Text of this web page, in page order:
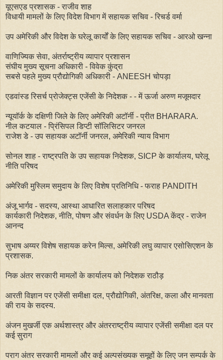
यूएसएड प्रशासक - राजीव शाह
विधायी मामलों के लिए विदेश विभाग में सहायक सचिव - रिचर्ड वर्मा
उप अमेरिकी और विदेश के घरेलू कार्यों के लिए सहायक सचिव - आरओ खन्ना
वाणिज्यिक सेवा, अंतर्राष्ट्रीय व्यापार प्रशासन
संघीय मुख्य सूचना अधिकारी - विवेक कुंद्रा
सबसे पहले मुख्य प्रौद्योगिकी अधिकारी - ANEESH चोपड़ा
एडवांस्ड रिसर्च प्रोजेक्ट्स एजेंसी के निदेशक - - में ऊर्जा अरुण मजूमदार
न्यूयॉर्क के दक्षिणी जिले के लिए अमेरिकी अटॉर्नी - प्रीत BHARARA.
नील कटयाल - प्रिंसिपल डिप्टी सॉलिसिटर जनरल
राजेश डे - उप सहायक अटॉर्नी जनरल, अमेरिकी न्याय विभाग
सोनल शाह - राष्ट्रपति के उप सहायक निदेशक, SICP के कार्यालय, घरेलू
नीति परिषद
अमेरिकी मुस्लिम समुदाय के लिए विशेष प्रतिनिधि - फराह PANDITH
अंजू भार्गव - सदस्य, आस्था आधारित सलाहकार परिषद
कार्यकारी निदेशक, नीति, पोषण और संवर्धन के लिए USDA केंद्र - राजेन
आनन्द
सुभाष अय्यर विशेष सहायक करेन मिल्स, अमेरिकी लघु व्यापार एसोसिएशन के
प्रशासक.
निक अंतर सरकारी मामलों के कार्यालय को निदेशक राठौड़
आरती विज्ञान पर एजेंसी समीक्षा दल, प्रौद्योगिकी, अंतरिक्ष, कला और मानवता
की राय के सदस्य.
अंजन मुखर्जी एक अर्थशास्त्र और अंतरराष्ट्रीय व्यापार एजेंसी समीक्षा दल पर
कई सुराग
पराग अंतर सरकारी मामलों और कई अल्पसंख्यक समूहों के लिए जन सम्पर्क के